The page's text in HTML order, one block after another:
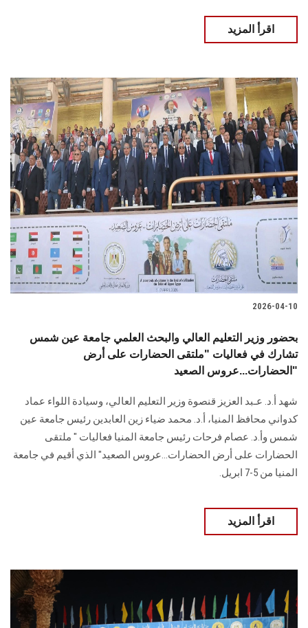
اقرأ المزيد
2026-04-10
بحضور وزير التعليم العالي والبحث العلمي جامعة عين شمس
تشارك في فعاليات "ملتقى الحضارات على أرض
الحضارات...عروس الصعيد"
شهد أ.د. عـبد العزيز قنصوة وزير التعليم العالي، وسيادة اللواء عماد
كدواني محافظ المنيا، أ.د. محمد ضياء زين العابدين رئيس جامعة عين
شمس وأ.د. عصام فرحات رئيس جامعة المنيا فعاليات " ملتقى
الحضارات على أرض الحضارات...عروس الصعيد" الذي أقيم في جامعة
المنيا من 5-7 ابريل.
اقرأ المزيد